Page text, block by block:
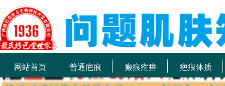
网站首页 普通疤痕 瘢痕疙瘩 疤痕体质